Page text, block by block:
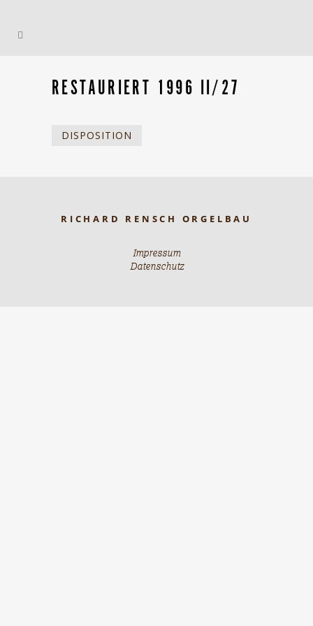
RESTAURIERT 1996 II/27
DISPOSITION
RICHARD RENSCH ORGELBAU
Impressum
Datenschutz